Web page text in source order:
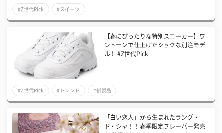
#Z世代Pick #スイーツ
【春にぴったりな特別スニーカー】ワ
ントーンで仕上げたシックな別注モデ
ル！ #Z世代Pick
#Z世代Pick #トレンド #新製品
「白い恋人」から生まれたラング・
ド・シャ！！春季限定フレーバー発売